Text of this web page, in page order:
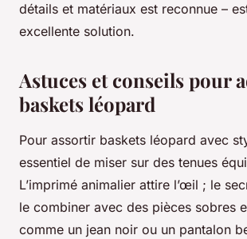
détails et matériaux est reconnue –
excellente solution.
Astuces et conseils pour
baskets léopard
Pour assortir baskets léopard avec
essentiel de miser sur des tenues
L’imprimé animalier attire l’œil ; le
le combiner avec des pièces sobres
comme un jean noir ou un pantalon